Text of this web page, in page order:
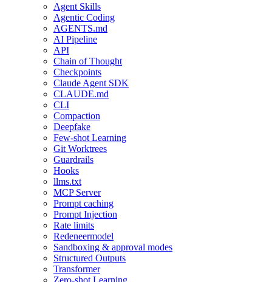
Agent Skills
Agentic Coding
AGENTS.md
AI Pipeline
API
Chain of Thought
Checkpoints
Claude Agent SDK
CLAUDE.md
CLI
Compaction
Deepfake
Few-shot Learning
Git Worktrees
Guardrails
Hooks
llms.txt
MCP Server
Prompt caching
Prompt Injection
Rate limits
Redeneermodel
Sandboxing & approval modes
Structured Outputs
Transformer
Zero-shot Learning